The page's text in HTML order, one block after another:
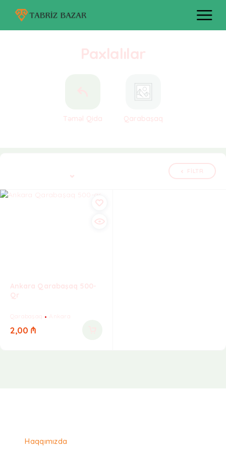
Paxlalılar
Təməl Qida Qarabaşaq
FILTR
Ankara Qarabaşaq 500-
Qr
Qarabaşaq Ankara
2,00 ₼
Haqqımızda